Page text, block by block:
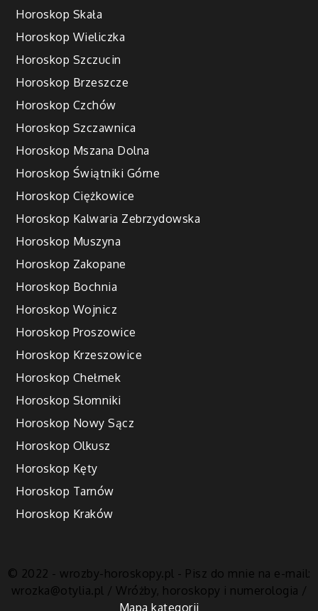
Horoskop Skała
Horoskop Wieliczka
Horoskop Szczucin
Horoskop Brzeszcze
Horoskop Czchów
Horoskop Szczawnica
Horoskop Mszana Dolna
Horoskop Świątniki Górne
Horoskop Ciężkowice
Horoskop Kalwaria Zebrzydowska
Horoskop Muszyna
Horoskop Zakopane
Horoskop Bochnia
Horoskop Wojnicz
Horoskop Proszowice
Horoskop Krzeszowice
Horoskop Chełmek
Horoskop Słomniki
Horoskop Nowy Sącz
Horoskop Olkusz
Horoskop Kęty
Horoskop Tarnów
Horoskop Kraków
© 2022 - wrozby-horoskopy.pl - Pisz do mnie na e-mail:
wrozka@otylia.pl / Wróżby, horoskopy i numerologia /
Mapa kategorii